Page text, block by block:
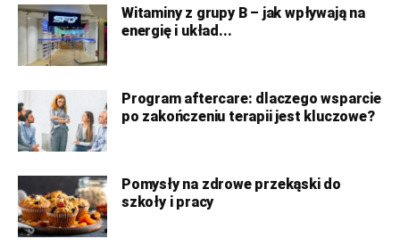
Witaminy z grupy B – jak wpływają na
energię i układ...
Program aftercare: dlaczego wsparcie
po zakończeniu terapii jest kluczowe?
Pomysły na zdrowe przekąski do
szkoły i pracy